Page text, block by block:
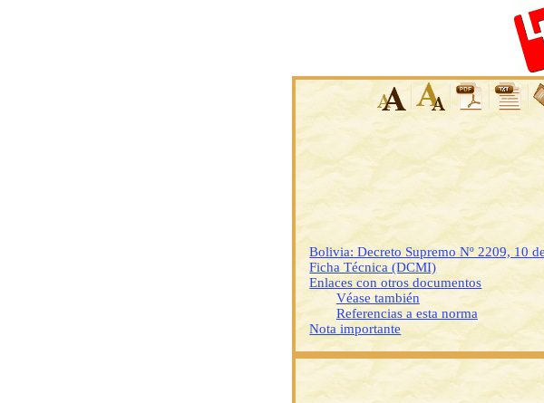
Bolivia: Decreto Supremo Nº 2209, 10
Ficha Técnica (DCMI)
Enlaces con otros documentos
Véase también
Referencias a esta norma
Nota importante